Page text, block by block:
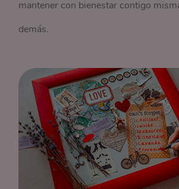
mantener con bienestar contigo
demás.